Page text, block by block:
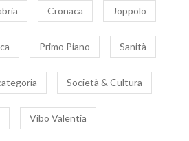
Cronaca Joppolo
Primo Piano Sanità
Società & Cultura
Vibo Valentia